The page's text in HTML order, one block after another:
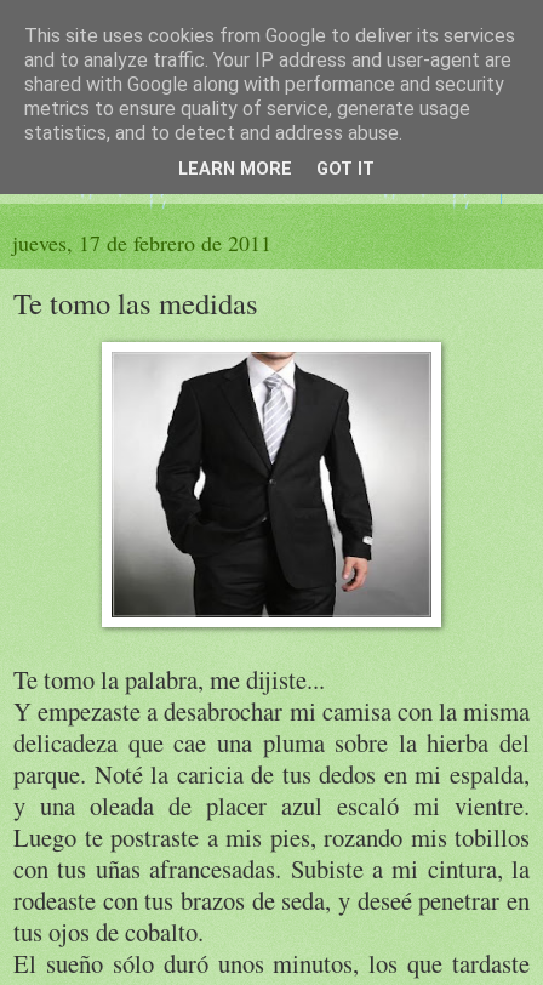
El sueño de las palabras
PÁGINA LITERARIA DE FELISA MORENO
jueves, 17 de febrero de 2011
Te tomo las medidas
Te tomo la palabra, me dijiste...
Y empezaste a desabrochar mi camisa con la misma
delicadeza que cae una pluma sobre la hierba del
parque. Noté la caricia de tus dedos en mi espalda,
y una oleada de placer azul escaló mi vientre.
Luego te postraste a mis pies, rozando mis tobillos
con tus uñas afrancesadas. Subiste a mi cintura, la
rodeaste con tus brazos de seda, y deseé penetrar en
tus ojos de cobalto.
El sueño sólo duró unos minutos, los que tardaste
This site uses cookies from Google to deliver its services
and to analyze traffic. Your IP address and user-agent are
shared with Google along with performance and security
metrics to ensure quality of service, generate usage
statistics, and to detect and address abuse.
LEARN MORE GOT IT